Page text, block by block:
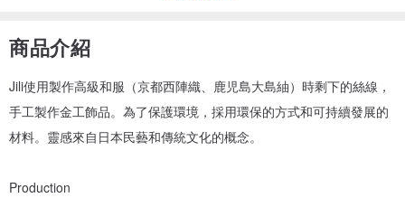
商品介紹
Jili使用製作高級和服（京都西陣織、鹿児島大島紬）時剩下的絲線，
手工製作金工飾品。為了保護環境，採用環保的方式和可持續發展的
材料。靈感來自日本民藝和傳統文化的概念。
Production